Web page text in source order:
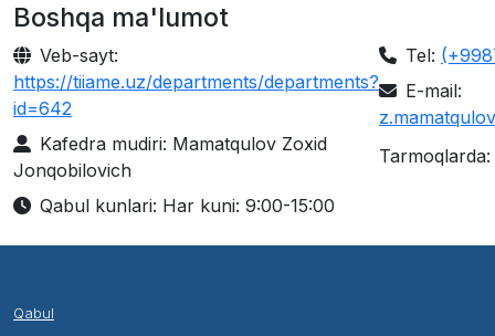
Boshqa ma'lumot
Veb-sayt:
https://tiiame.uz/departments/departments?
id=642
Kafedra mudiri: Mamatqulov Zoxid
Jonqobilovich
Qabul kunlari: Har kuni: 9:00-15:00
Tel:
E-mail:
Tarmoqlarda:
Qabul